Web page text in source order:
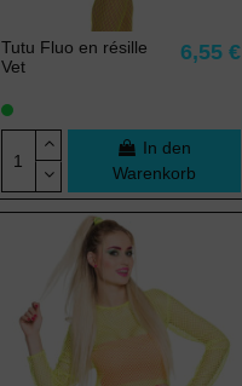
Tutu Fluo en résille
Vet
6,55 €
In den
Warenkorb